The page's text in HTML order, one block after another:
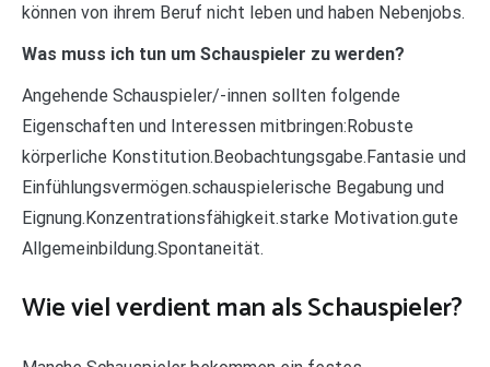
können von ihrem Beruf nicht leben und haben Nebenjobs.
Was muss ich tun um Schauspieler zu werden?
Angehende Schauspieler/-innen sollten folgende
Eigenschaften und Interessen mitbringen:Robuste
körperliche Konstitution.Beobachtungsgabe.Fantasie und
Einfühlungsvermögen.schauspielerische Begabung und
Eignung.Konzentrationsfähigkeit.starke Motivation.gute
Allgemeinbildung.Spontaneität.
Wie viel verdient man als Schauspieler?